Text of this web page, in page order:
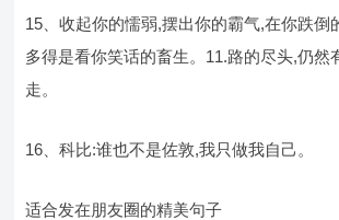
15、收起你的懦弱,摆出你的霸气,在你跌倒
多得是看你笑话的畜生。11.路的尽头,仍然
走。
16、科比:谁也不是佐敦,我只做我自己。
适合发在朋友圈的精美句子